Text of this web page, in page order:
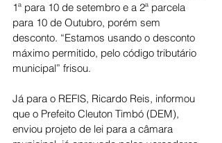
1ª para 10 de setembro e a 2ª parcela
para 10 de Outubro, porém sem
desconto. “Estamos usando o desconto
máximo permitido, pelo código tributário
municipal” frisou.
Já para o REFIS, Ricardo Reis, informou
que o Prefeito Cleuton Timbó (DEM),
enviou projeto de lei para a câmara